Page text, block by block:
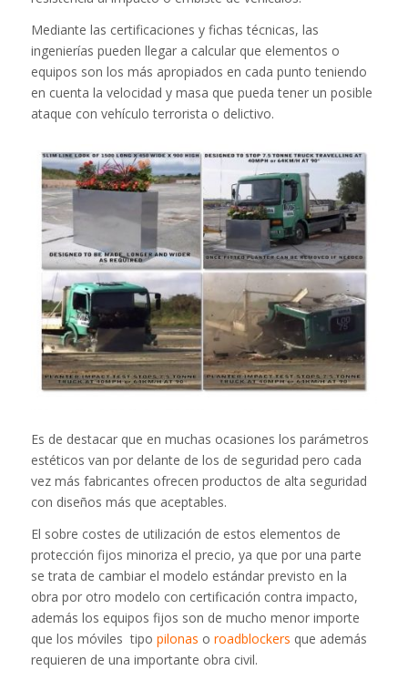
Mediante las certificaciones y fichas técnicas, las
ingenierías pueden llegar a calcular que elementos o
equipos son los más apropiados en cada punto teniendo
en cuenta la velocidad y masa que pueda tener un posible
ataque con vehículo terrorista o delictivo.
Es de destacar que en muchas ocasiones los parámetros
estéticos van por delante de los de seguridad pero cada
vez más fabricantes ofrecen productos de alta seguridad
con diseños más que aceptables.
El sobre costes de utilización de estos elementos de
protección fijos minoriza el precio, ya que por una parte
se trata de cambiar el modelo estándar previsto en la
obra por otro modelo con certificación contra impacto,
además los equipos fijos son de mucho menor importe
que los móviles tipo pilonas o roadblockers que además
requieren de una importante obra civil.